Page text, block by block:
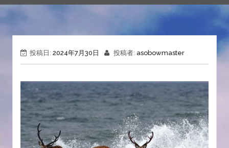
投稿日: 2024年7月30日 投稿者: asobowmaster